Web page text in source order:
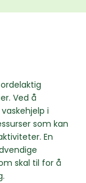
Ved å
i
som kan
En
skal til for å